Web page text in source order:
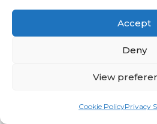
Accept
Deny
View
Cookie PolicyPrivacy
elektronisk
sykkelvei både til
taket i Durban står den dag